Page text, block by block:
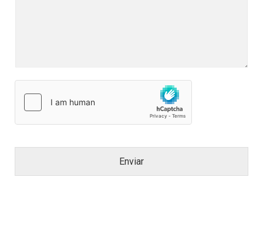
Enviar